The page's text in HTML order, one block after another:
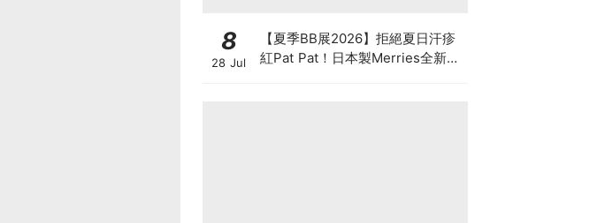
8
28 Jul
【夏季BB展2026】拒絕夏日汗疹
紅Pat Pat！日本製Merries全新超